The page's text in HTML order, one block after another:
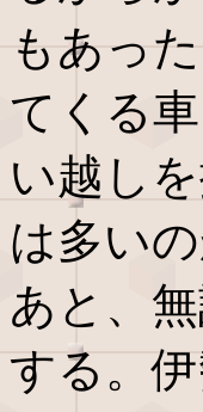
もあっ
てくる
い越し
は多い
あと、
する。